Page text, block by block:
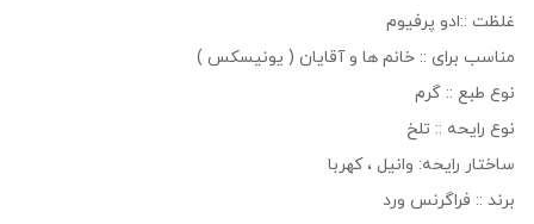
غلظت ::ادو پرفیوم
مناسب برای :: خانم ها و آقایان ( یونیسکس )
نوع طبع :: گرم
نوع رایحه :: تلخ
ساختار رایحه: وانیل ، کهربا
برند :: فراگرنس ورد